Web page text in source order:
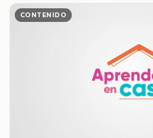
CONTENIDO